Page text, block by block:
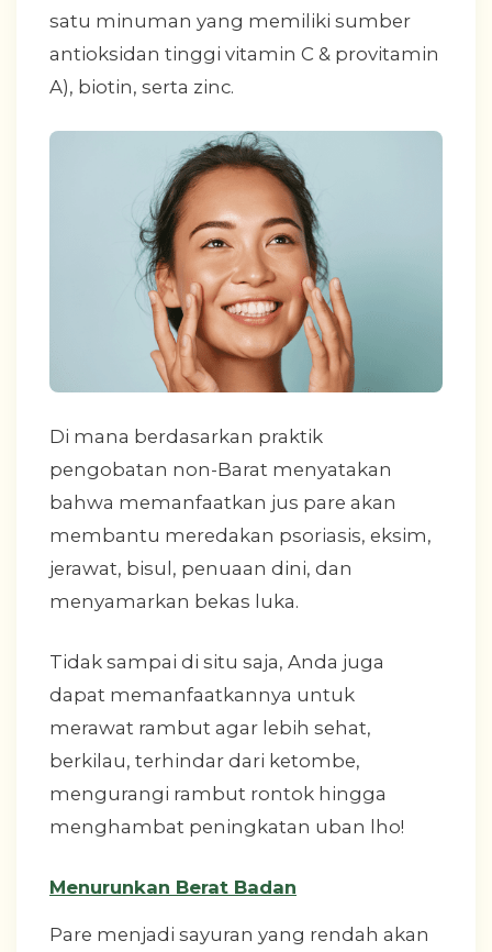
satu minuman yang memiliki sumber
antioksidan tinggi vitamin C & provitamin
A), biotin, serta zinc.
Di mana berdasarkan praktik
pengobatan non-Barat menyatakan
bahwa memanfaatkan jus pare akan
membantu meredakan psoriasis, eksim,
jerawat, bisul, penuaan dini, dan
menyamarkan bekas luka.
Tidak sampai di situ saja, Anda juga
dapat memanfaatkannya untuk
merawat rambut agar lebih sehat,
berkilau, terhindar dari ketombe,
mengurangi rambut rontok hingga
menghambat peningkatan uban lho!
Menurunkan Berat Badan
Pare menjadi sayuran yang rendah akan